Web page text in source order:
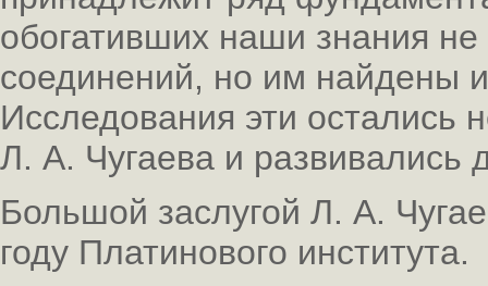
обогативших наши знания
соединений, но им найдены
Исследования эти остались
Л. А. Чугаева и развивались
Большой заслугой Л. А.
году Платинового института.